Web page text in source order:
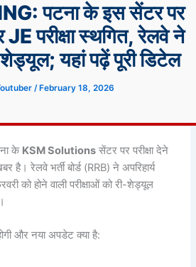
पटना के इस सेंटर पर
परीक्षा स्थगित, रेलवे ने
शेड्यूल; यहां पढ़ें पूरी डिटेल
/ February 18, 2026
के KSM Solutions सेंटर पर परीक्षा देने
है। रेलवे भर्ती बोर्ड (RRB) ने अपरिहार्य
को होने वाली परीक्षाओं को री-शेड्यूल
और नया अपडेट क्या है: